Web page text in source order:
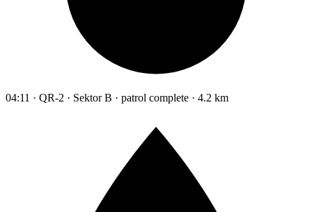
04:11 · QR-2 · Sektor B · patrol complete · 4.2 km